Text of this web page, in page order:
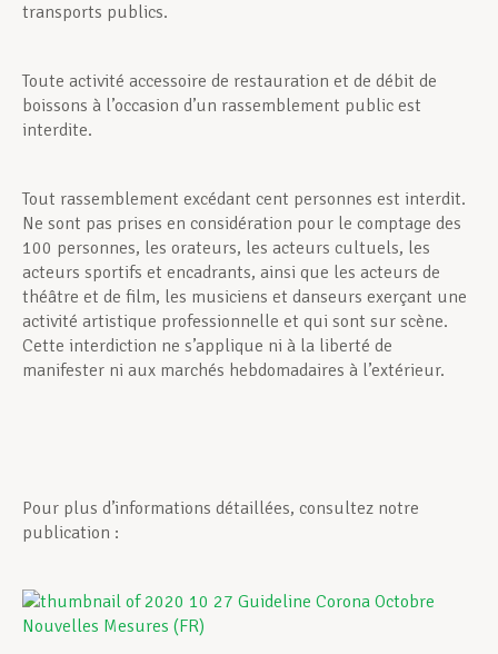
transports publics.
Toute activité accessoire de restauration et de débit de
boissons à l’occasion d’un rassemblement public est
interdite.
Tout rassemblement excédant cent personnes est interdit.
Ne sont pas prises en considération pour le comptage des
100 personnes, les orateurs, les acteurs cultuels, les
acteurs sportifs et encadrants, ainsi que les acteurs de
théâtre et de film, les musiciens et danseurs exerçant une
activité artistique professionnelle et qui sont sur scène.
Cette interdiction ne s’applique ni à la liberté de
manifester ni aux marchés hebdomadaires à l’extérieur.
Pour plus d’informations détaillées, consultez notre
publication :